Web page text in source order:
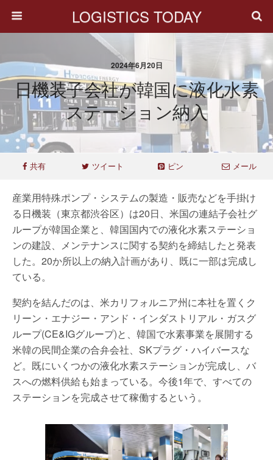
LOGISTICS TODAY
2024年6月20日
日機装子会社が韓国に液化水素
ステーション納入
共有 ツイート ピン メール
産業用特殊ポンプ・システムの製造・販売などを手掛け
る日機装（東京都渋谷区）は20日、米国の連結子会社グ
ループが韓国企業と、韓国国内での液化水素ステーショ
ンの建設、メンテナンスに関する契約を締結したと発表
した。20か所以上の納入計画があり、既に一部は完成し
ている。
契約を結んだのは、米カリフォルニア州に本社を置くク
リーン・エナジー・アンド・インダストリアル・ガスグ
ループ(CE&IGグループ)と、韓国で水素事業を展開する
米韓の民間企業の合弁会社、SKプラグ・ハイバースな
ど。既にいくつかの液化水素ステーションが完成し、バ
スへの燃料供給も始まっている。今後1年で、すべての
ステーションを完成させて稼働するという。